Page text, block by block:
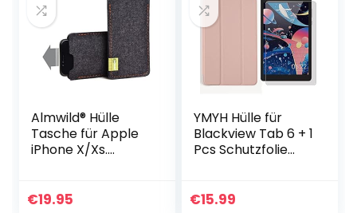
Almwild® Hülle
Tasche für Apple
iPhone X/Xs.
Grau,Schwarz aus
€19.95
YMYH Hülle für
Blackview Tab 6 + 1
Pcs Schutzfolie
Flip Case Cover
€15.99